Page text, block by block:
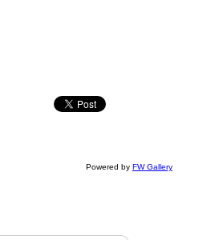
Powered by FW Gallery